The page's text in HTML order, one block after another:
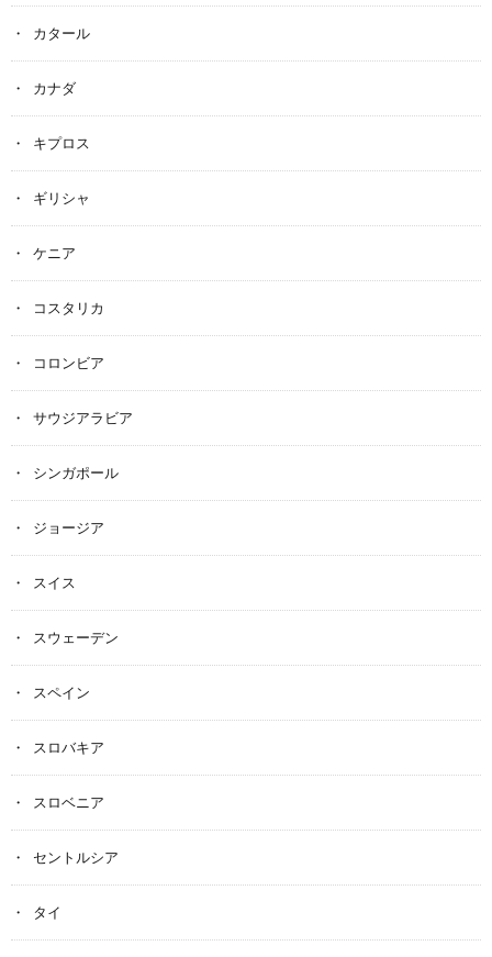
カタール
カナダ
キプロス
ギリシャ
ケニア
コスタリカ
コロンビア
サウジアラビア
シンガポール
ジョージア
スイス
スウェーデン
スペイン
スロバキア
スロベニア
セントルシア
タイ